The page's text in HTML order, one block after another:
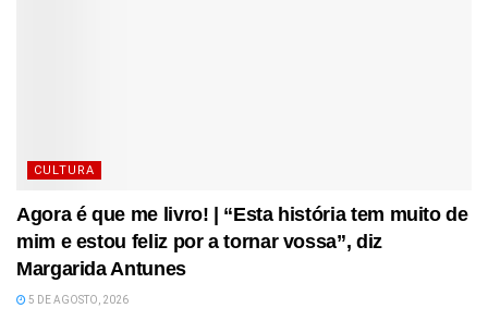
CULTURA
Agora é que me livro! | “Esta história tem muito de
mim e estou feliz por a tornar vossa”, diz
Margarida Antunes
5 DE AGOSTO, 2026